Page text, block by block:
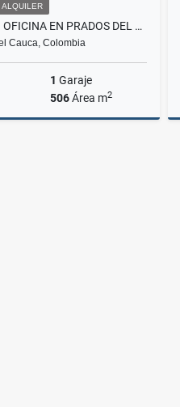
ALQUILER
ARRIENDO OFICINA EN PRADOS DEL NORTE - 3
Cauca, Colombia
1 Garaje
506Área m2